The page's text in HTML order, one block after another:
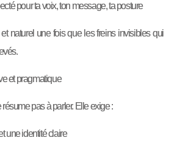
pour ta voix, ton message, ta posture
naturel une fois que les freins invisibles qui
et pragmatique
pas à parler. Elle exige :
une identité claire